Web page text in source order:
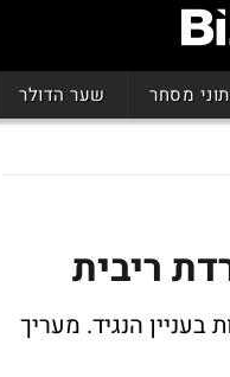
מסחר שער הדולר
ריבית
הנגיד. מעריך